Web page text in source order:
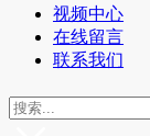
视频中心
在线留言
联系我们